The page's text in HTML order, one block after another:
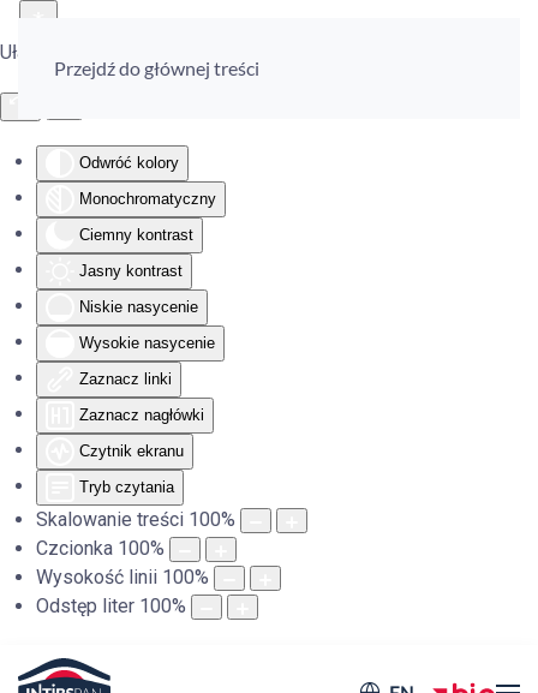
Ułatwienia dostępu
Odwróć kolory
Monochromatyczny
Ciemny kontrast
Jasny kontrast
Niskie nasycenie
Wysokie nasycenie
Zaznacz linki
Zaznacz nagłówki
Czytnik ekranu
Tryb czytania
Skalowanie treści 100%
Czcionka 100%
Wysokość linii 100%
Odstęp liter 100%
Przejdź do głównej treści